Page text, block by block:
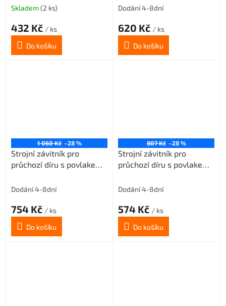
ISO2/6H
Skladem(2 ks)
432 Kč / ks
Do košíku
Dodání 4-8dní
620 Kč / ks
Do košíku
1 060 Kč –28 %
Strojní závitník pro
průchozí díru s povlakem
ISO2/6H
Dodání 4-8dní
754 Kč / ks
Do košíku
807 Kč –28 %
Strojní závitník pro
průchozí díru s povlakem
ISO2/6H
Dodání 4-8dní
574 Kč / ks
Do košíku